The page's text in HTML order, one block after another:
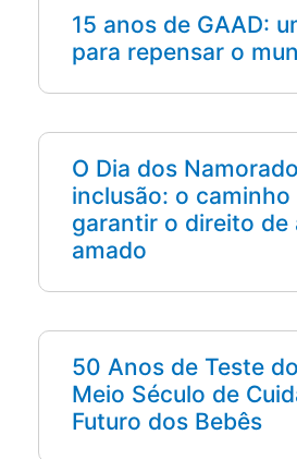
15 anos de GAAD:
para repensar o
O Dia dos
inclusão: o caminho
garantir o direito de
amado
50 Anos de Teste
Meio Século de
Futuro dos Bebês